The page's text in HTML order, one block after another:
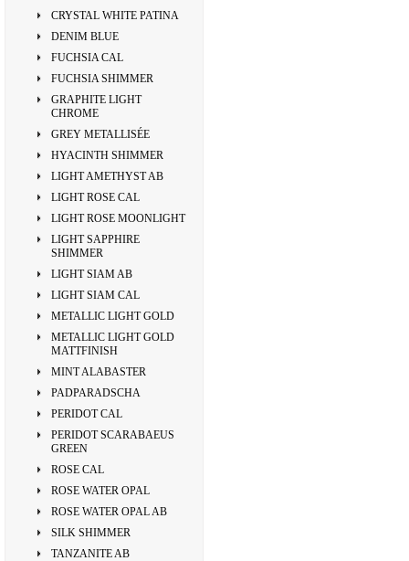
CRYSTAL WHITE PATINA
DENIM BLUE
FUCHSIA CAL
FUCHSIA SHIMMER
GRAPHITE LIGHT
CHROME
GREY METALLISÉE
HYACINTH SHIMMER
LIGHT AMETHYST AB
LIGHT ROSE CAL
LIGHT ROSE MOONLIGHT
LIGHT SAPPHIRE
SHIMMER
LIGHT SIAM AB
LIGHT SIAM CAL
METALLIC LIGHT GOLD
METALLIC LIGHT GOLD
MATTFINISH
MINT ALABASTER
PADPARADSCHA
PERIDOT CAL
PERIDOT SCARABAEUS
GREEN
ROSE CAL
ROSE WATER OPAL
ROSE WATER OPAL AB
SILK SHIMMER
TANZANITE AB